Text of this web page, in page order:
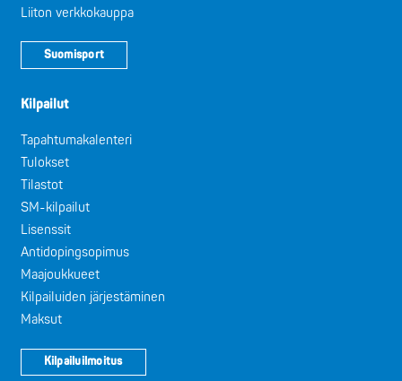
Liiton verkkokauppa
Suomisport
Kilpailut
Tapahtumakalenteri
Tulokset
Tilastot
SM-kilpailut
Lisenssit
Antidopingsopimus
Maajoukkueet
Kilpailuiden järjestäminen
Maksut
Kilpailuilmoitus